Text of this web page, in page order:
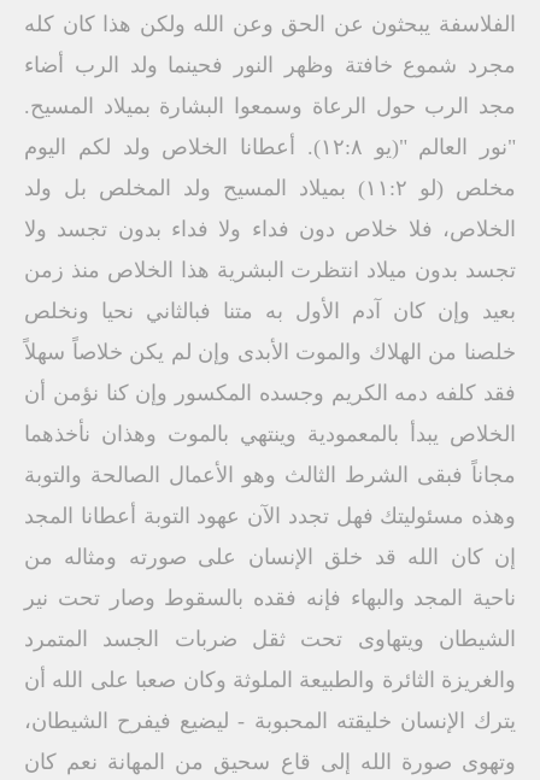
الفلاسفة يبحثون عن الحق وعن الله ولكن هذا كان كله
مجرد شموع خافتة وظهر النور فحينما ولد الرب أضاء
مجد الرب حول الرعاة وسمعوا البشارة بميلاد المسيح.
"نور العالم "(يو ١٢:٨). أعطانا الخلاص ولد لكم اليوم
مخلص (لو ١١:٢) بميلاد المسيح ولد المخلص بل ولد
الخلاص، فلا خلاص دون فداء ولا فداء بدون تجسد ولا
تجسد بدون ميلاد انتظرت البشرية هذا الخلاص منذ زمن
بعيد وإن كان آدم الأول به متنا فبالثاني نحيا ونخلص
خلصنا من الهلاك والموت الأبدى وإن لم يكن خلاصاً سهلاً
فقد كلفه دمه الكريم وجسده المكسور وإن كنا نؤمن أن
الخلاص يبدأ بالمعمودية وينتهي بالموت وهذان نأخذهما
مجاناً فبقى الشرط الثالث وهو الأعمال الصالحة والتوبة
وهذه مسئوليتك فهل تجدد الآن عهود التوبة أعطانا المجد
إن كان الله قد خلق الإنسان على صورته ومثاله من
ناحية المجد والبهاء فإنه فقده بالسقوط وصار تحت نير
الشيطان ويتهاوى تحت ثقل ضربات الجسد المتمرد
والغريزة الثائرة والطبيعة الملوثة وكان صعبا على الله أن
يترك الإنسان خليقته المحبوبة - ليضيع فيفرح الشيطان،
وتهوى صورة الله إلى قاع سحيق من المهانة نعم كان